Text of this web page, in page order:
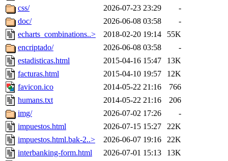
css/
2026-07-23 23:29
-
doc/
2026-06-08 03:58
-
echarts_combinations..>
2018-02-20 19:14
55K
encriptado/
2026-06-08 03:58
-
estadisticas.html
2015-04-16 15:47
13K
facturas.html
2015-04-10 19:57
12K
favicon.ico
2014-05-22 21:16
766
humans.txt
2014-05-22 21:16
206
img/
2026-07-02 17:26
-
impuestos.html
2026-07-15 15:27
22K
impuestos.html.bak-2..>
2026-06-07 19:16
22K
interbanking-form.html
2026-07-01 15:13
13K